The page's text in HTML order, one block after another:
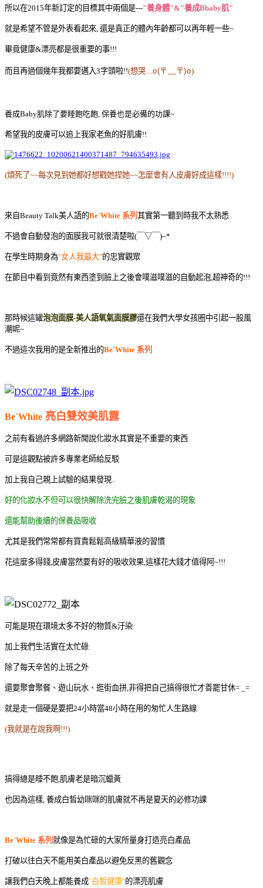
所以在2015年新訂定的目標其中兩個是---"養身體"&"養成Bbaby肌"
就是希望不管是外表看起來, 還是真正的體內年齡都可以再年輕一些~
畢竟健康&漂亮都是很重要的事!!!
而且再過個幾年我都要邁入3字頭啦!!(想哭.... o(〒﹏〒)o)
養成Baby肌除了要睡飽吃飽, 保養也是必備的功課~
希望我的皮膚可以追上我家老魚的好肌膚!!
(煩死了~~每次見到她都好想戳她捏她~~怎麼會有人皮膚好成這樣!!!!)
來自Beauty Talk美人語的Be`White 系列 其實第一聽到時我不太熟悉
不過會自動發泡的面膜我可就很清楚啦(￣▽￣)~*
在學生時期身為"女人我最大"的忠實觀眾
在節目中看到竟然有東西塗到臉上之後會噗滋噗滋的自動起泡,超神奇的!!!
那時候這罐泡泡面膜-美人語氧氣面膜膠還在我們大學女孩圈中引起一股風
潮呢~
不過這次我用的是全新推出的Be`White 系列
Be`White 亮白雙效美肌露
之前有看過許多網路新聞說化妝水其實是不重要的東西
可是這觀點被許多專業老師給反駁
加上我自己親上試驗的結果發現..
好的化妝水不但可以很快解除洗完臉之後肌膚乾渴的現象
還能幫助後續的保養品吸收
尤其是我們常常都有買貴鬆鬆高級精華液的習慣
花這麼多得錢,皮膚當然要有好的吸收效果,這樣花大錢才值得阿~!!!
可能是現在環境太多不好的物質&汙染
加上我們生活實在太忙碌
除了每天辛苦的上班之外
還要聚會聚餐、遊山玩水、逛街血拼,非得把自己搞得很忙才善罷甘休= _=
就是走一個硬是要把24小時當48小時在用的匆忙人生路線
(我就是在說我啊!!!)
搞得總是睡不飽,肌膚老是暗沉蠟黃
也因為這樣, 養成白皙幼咪咪的肌膚就不再是夏天的必修功課
Be`White 系列 就像是為忙碌的大家所量身打造亮白產品
打破以往白天不能用美白產品以避免反黑的舊觀念
讓我們白天晚上都能養成"白皙健康"的漂亮肌膚